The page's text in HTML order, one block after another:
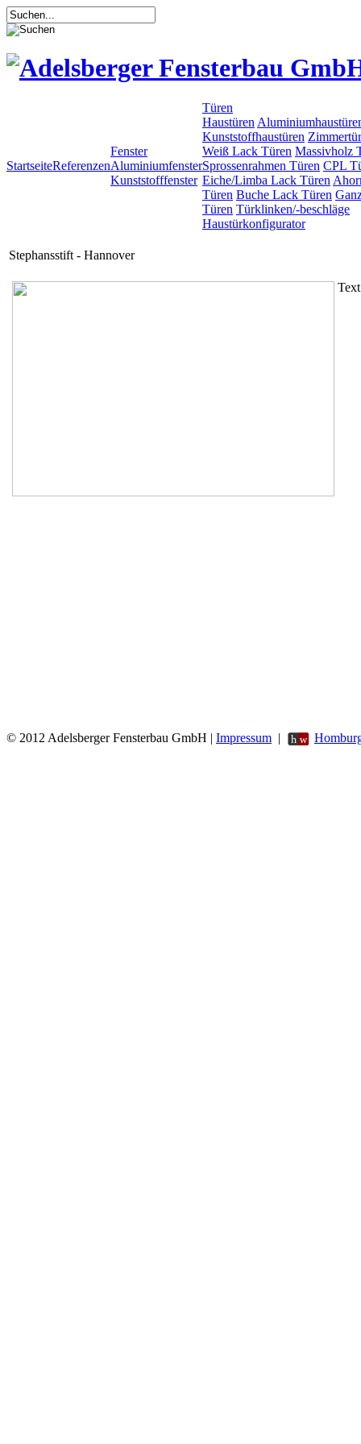
StartseiteReferenzen
Fenster
Aluminiumfenster
Kunststofffenster
Türen
Haustüren
Kunststoffhaustüren
Weiß Lack Türen Massivholz
Sprossenrahmen Türen CPL
Eiche/Limba Lack Türen
Türen Buche Lack Türen
Türen Türklinken/-beschläge
Haustürkonfigurator
Stephansstift - Hannover
Text
© 2012 Adelsberger Fensterbau GmbH | Impressum |